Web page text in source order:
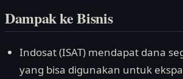
Dampak ke Bisnis
Indosat (ISAT) mendapat dana
yang bisa digunakan untuk